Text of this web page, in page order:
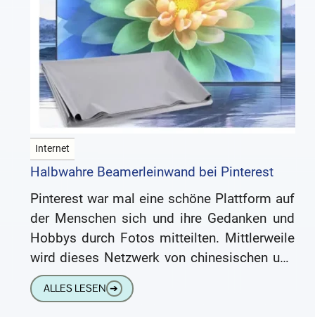
Internet
Halbwahre Beamerleinwand bei Pinterest
Pinterest war mal eine schöne Plattform auf
der Menschen sich und ihre Gedanken und
Hobbys durch Fotos mitteilten. Mittlerweile
wird dieses Netzwerk von chinesischen und
anderen Anbietern mit mehr oder
ALLES LESEN ➔